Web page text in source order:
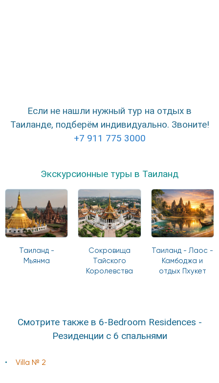
Если не нашли нужный тур на отдых в
Таиланде, подберём индивидуально. Звоните!
+7 911 775 3000
Экскурсионные туры в Таиланд
Таиланд -
Мьянма
Сокровища
Тайского
Королевства
Таиланд - Лаос -
Камбоджа и
отдых Пхукет
Смотрите также в 6-Bedroom Residences -
Резиденции с 6 спальнями
Villa № 2